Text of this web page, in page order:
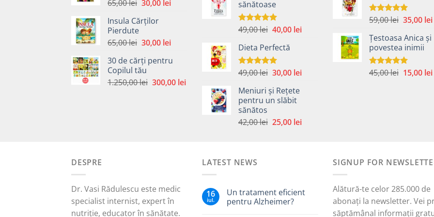
65,00lei Prețul
a
65,00 lei.
30,00 leiPrețul
Insula Cărților
Pierdute
65,00lei Prețul
a
fost:
65,00 lei.
30,00 leiPrețul
este:
30 de cărți pentru
Copilul tău
1.250,00lei Prețul
300,00 leiPrețul
300,00 lei.
fost:
59,00 lei.
sănătoase
Evaluat la
49,00lei Prețul
a
fost:
49,00 lei.
40,00 leiPrețul
Dieta Perfectă
Evaluat la
49,00lei Prețul
a
fost:
30,00 leiPrețul
Meniuri și Rețete
pentru un slăbit
sănătos
42,00lei Prețul
25,00 leiPrețul
fost:
45,00 lei.
Evaluat la
59,00lei Prețul
a
fost:
59,00 lei.
35,00 lei
Țestoasa Anica și
povestea inimii
Evaluat la
45,00lei Prețul
15,00 lei
DESPRE
Dr. Vasi Rădulescu este medic
specialist internist, expert în
nutriție, educator în sănătate.
LATEST NEWS
16
iul.
Un tratament eficient
pentru Alzheimer?
SIGNUP FOR
Alătură-te celor 285.000 de
abonați la newsletter. Vei
săptămânal informații